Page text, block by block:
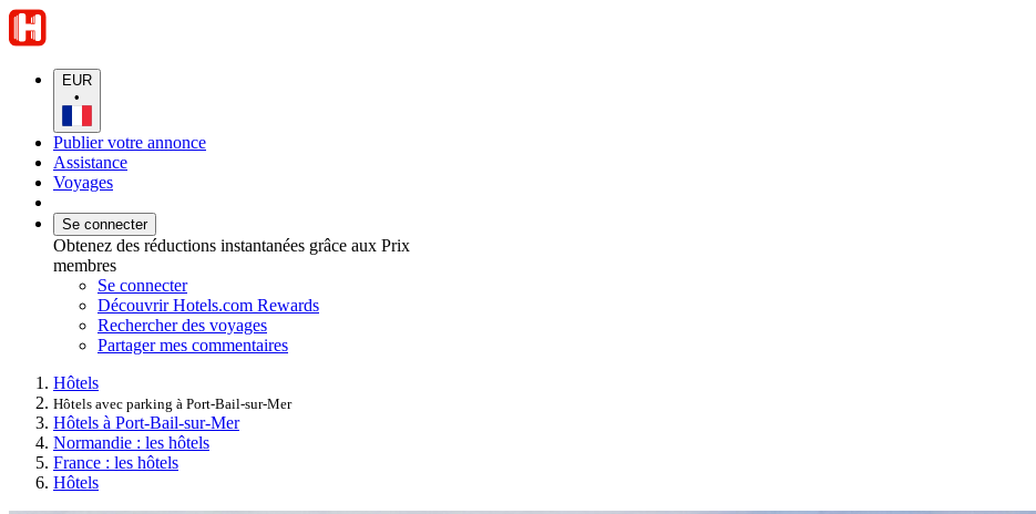
EUR
•
Publier votre annonce
Assistance
Voyages
Se connecter
Obtenez des réductions instantanées grâce aux Prix
membres
Se connecter
Découvrir Hotels.com Rewards
Rechercher des voyages
Partager mes commentaires
Hôtels
Hôtels avec parking à Port-Bail-sur-Mer
Hôtels à Port-Bail-sur-Mer
Normandie : les hôtels
France : les hôtels
Hôtels